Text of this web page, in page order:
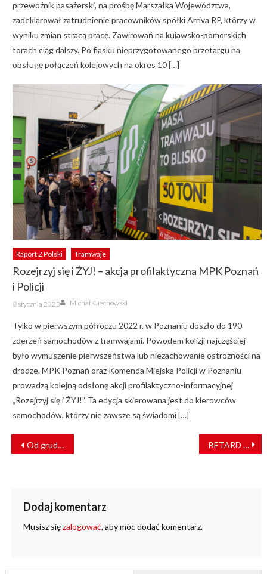
przewoźnik pasażerski, na prośbę Marszałka Województwa,
zadeklarował zatrudnienie pracowników spółki Arriva RP, którzy w
wyniku zmian stracą pracę. Zawirowań na kujawsko-pomorskich
torach ciąg dalszy. Po fiasku nieprzygotowanego przetargu na
obsługę połączeń kolejowych na okres 10 […]
Raport Z Polski Tramwaje
Rozejrzyj się i ŻYJ! – akcja profilaktyczna MPK Poznań
i Policji
Posted
on
8 stycznia 2023 Author
Michał Ciechowski
Tylko w pierwszym półroczu 2022 r. w Poznaniu doszło do 190
zderzeń samochodów z tramwajami. Powodem kolizji najczęściej
było wymuszenie pierwszeństwa lub niezachowanie ostrożności na
drodze. MPK Poznań oraz Komenda Miejska Policji w Poznaniu
prowadzą kolejną odsłonę akcji profilaktyczno-informacyjnej
„Rozejrzyj się i ŻYJ!”. Ta edycja skierowana jest do kierowców
samochodów, którzy nie zawsze są świadomi […]
NAWIGACJA
WPISU
Od grudnia 7 par pociągów Legnica – Cottbus BETARD z dopuszczeniem do stosowania fundamentów palowych na liniach PLK
Dodaj komentarz
Musisz sięzalogować, aby móc dodać komentarz.